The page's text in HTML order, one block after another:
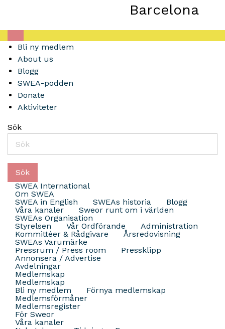
Barcelona
Bli ny medlem
About us
Blogg
SWEA-podden
Donate
Aktiviteter
Sök
Sök
SWEA International
Om SWEA
SWEA in English
SWEAs historia
Blogg
Våra kanaler
Sweor runt om i världen
SWEAs Organisation
Styrelsen
Vår Ordförande
Administration
Kommittéer & Rådgivare
Årsredovisning
SWEAs Varumärke
Pressrum / Press room
Pressklipp
Annonsera / Advertise
Avdelningar
Medlemskap
Medlemskap
Bli ny medlem
Förnya medlemskap
Medlemsförmåner
Medlemsregister
För Sweor
Våra kanaler